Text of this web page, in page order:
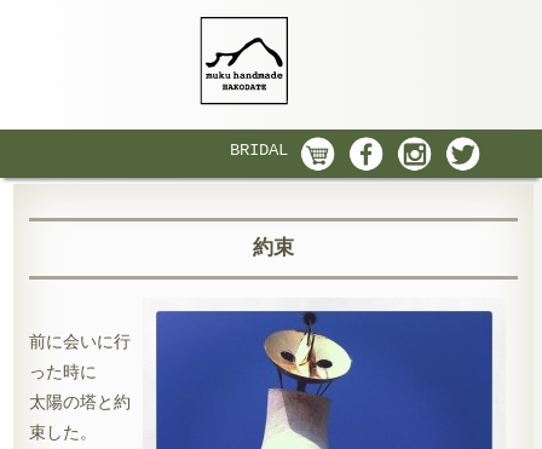
BRIDAL
約束
前に会いに行
った時に
太陽の塔と約
束した。